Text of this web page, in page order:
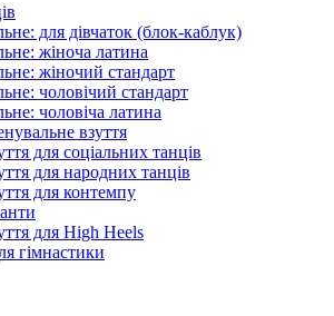
для дівчаток (блок-каблук)
жіноча латина
жіночий стандарт
чоловічий стандарт
чоловіча латина
взуття
для соціальних танців
для народних танців
для контемпу
для High Heels
гімнастики